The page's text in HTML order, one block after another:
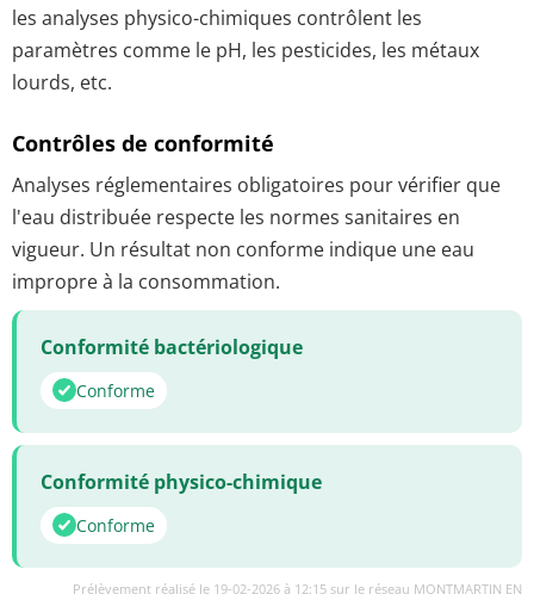
les analyses physico-chimiques contrôlent les
paramètres comme le pH, les pesticides, les métaux
lourds, etc.
Contrôles de conformité
Analyses réglementaires obligatoires pour vérifier que
l'eau distribuée respecte les normes sanitaires en
vigueur. Un résultat non conforme indique une eau
impropre à la consommation.
Conformité bactériologique
Conforme
Conformité physico-chimique
Conforme
Prélèvement réalisé le 19-02-2026 à 12:15 sur le réseau MONTMARTIN EN